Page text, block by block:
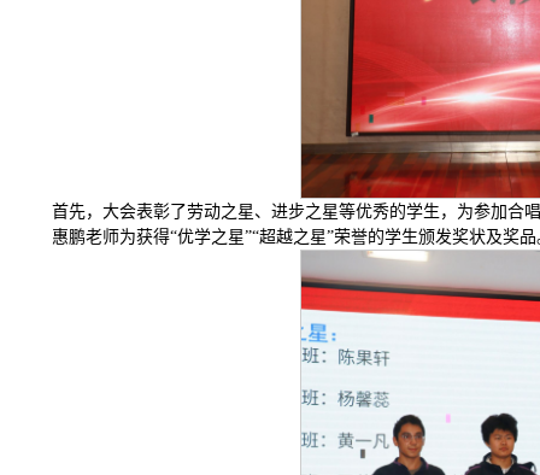
首先，大会表彰了劳动之星、进步之星等优秀的学生，为参加合
惠鹏老师为获得“优学之星”“超越之星”荣誉的学生颁发奖状及奖